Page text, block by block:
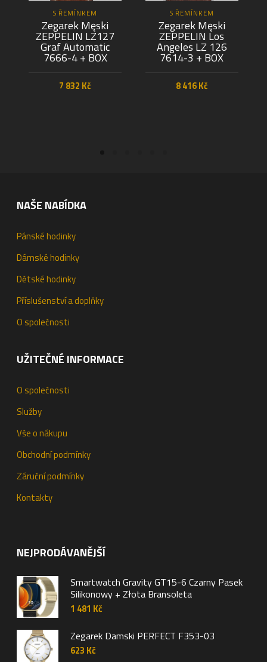
S ŘEMÍNKEM
Zegarek Męski
ZEPPELIN LZ127
Graf Automatic
7666-4 + BOX
7 832 Kč
S ŘEMÍNKEM
Zegarek Męski
ZEPPELIN Los
Angeles LZ 126
7614-3 + BOX
8 416Kč
NAŠE NABÍDKA
Pánské hodinky
Dámské hodinky
Dětské hodinky
Příslušenství a doplňky
O společnosti
UŽITEČNÉ INFORMACE
O společnosti
Služby
Vše o nákupu
Obchodní podmínky
Záruční podmínky
Kontakty
NEJPRODÁVANĚJŠÍ
Smartwatch Gravity GT15-6 Czarny Pasek
Silikonowy + Złota Bransoleta
1 481 Kč
Zegarek Damski PERFECT F353-03
623 Kč